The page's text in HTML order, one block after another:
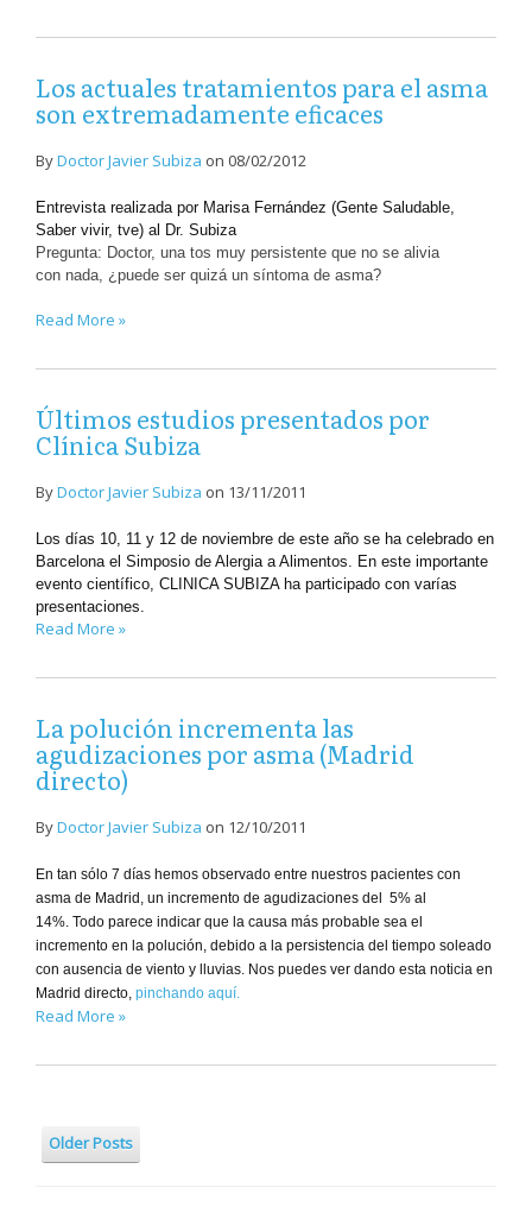
Los actuales tratamientos para el asma
son extremadamente eficaces
ByDoctor Javier Subiza on 08/02/2012
Entrevista realizada por Marisa Fernández (Gente Saludable,
Saber vivir, tve) al Dr. Subiza
Pregunta: Doctor, una tos muy persistente que no se alivia
con nada, ¿puede ser quizá un síntoma de asma?
Read More »
Últimos estudios presentados por
Clínica Subiza
ByDoctor Javier Subiza on 13/11/2011
Los días 10, 11 y 12 de noviembre de este año se ha celebrado en
Barcelona el Simposio de Alergia a Alimentos. En este importante
evento científico, CLINICA SUBIZA ha participado con varías
presentaciones.
Read More »
La polución incrementa las
agudizaciones por asma (Madrid
directo)
ByDoctor Javier Subiza on 12/10/2011
En tan sólo 7 días hemos observado entre nuestros pacientes con
asma de Madrid, un incremento de agudizaciones del 5% al
14%. Todo parece indicar que la causa más probable sea el
incremento en la polución, debido a la persistencia del tiempo soleado
con ausencia de viento y lluvias. Nos puedes ver dando esta noticia en
Madrid directo, pinchando aquí.
Read More »
Older Posts